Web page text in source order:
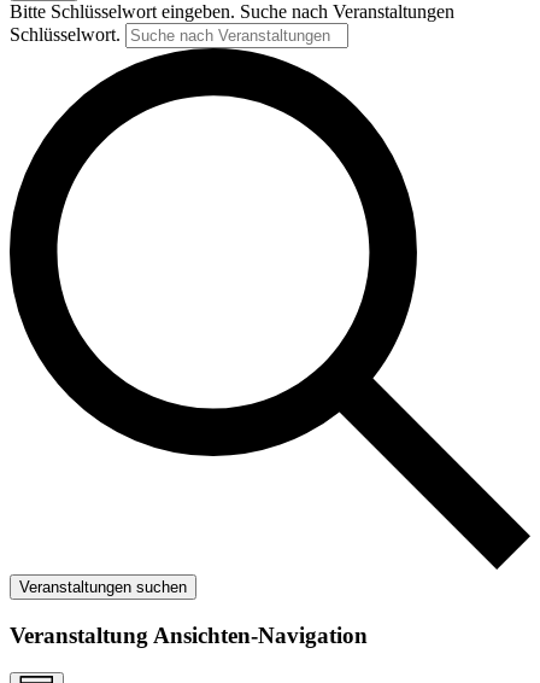
Bitte Schlüsselwort eingeben. Suche nach Veranstaltungen
Schlüsselwort.
Veranstaltungen suchen
Veranstaltung Ansichten-Navigation